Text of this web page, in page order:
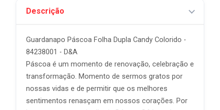
Descrição
Guardanapo Páscoa Folha Dupla Candy Colorido -
84238001 - D&A
Páscoa é um momento de renovação, celebração e
transformação. Momento de sermos gratos por
nossas vidas e de permitir que os melhores
sentimentos renasçam em nossos corações. Por